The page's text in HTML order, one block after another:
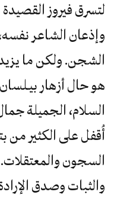
لتسرق فيروز
وإذعان الشاعر
الشجن. ولكن ما
هو حال أزهار
السلام، الجميلة
أُقفل على الكثير من
السجون والمعتقلات.
والثبات وصدق